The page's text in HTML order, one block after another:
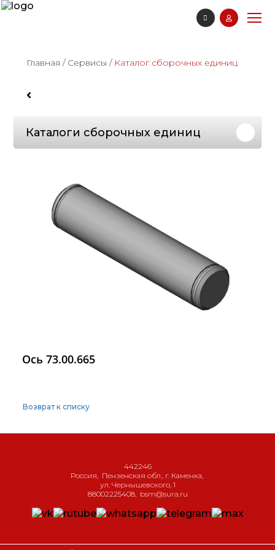
Главная / Сервисы / Каталог сборочных единиц
Каталоги сборочных единиц
Ось 73.00.665
Возврат к списку
442246
Россия, Пензенская обл., г. Каменка,
ул. Чернышевского, 1
88002225408, bsm@sura.ru